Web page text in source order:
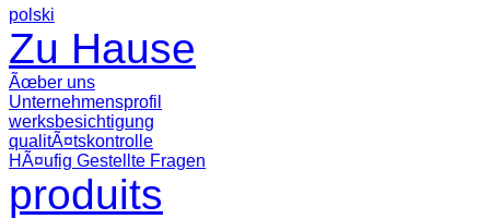
polski
Zu Hause
Ãœber uns
Unternehmensprofil
werksbesichtigung
qualitÃ¤tskontrolle
HÃ¤ufig Gestellte Fragen
produits